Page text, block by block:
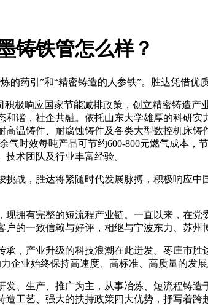
铸铁管怎么样？
的药引”和“精密铸造的人参铁”。胜达凭借
极响应国家节能减排政策，创立精密铸造
谐，社企共融。依托山东大学雄厚的科研
温铸件、耐腐蚀铸件及各类大型数控机床
气时效每吨产品可节约600-800元燃气成本
术团队及行业丰富经验。
战，胜达将紧随时代发展脉搏，积极响应
拥有完整的短流程产业链。一直以来，在
的一致信赖与好评，相继与宁波东力、苏
，产业升级的科技浪潮在此迸发。枣庄市
企业始终保持高速度、高标准、高质量的发展
发、生产、推广为主，从事冶炼、短流程铸
工艺、强大的扶持政策四大优势，抒写着跨